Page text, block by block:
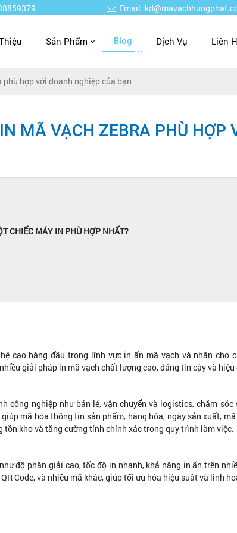
Email:
Sản Phẩm Blog Dịch Vụ Liên
hợp với doanh nghiệp của bạn
MÃ VẠCH ZEBRA PHÙ HỢP
CHIẾC MÁY IN PHÙ HỢP NHẤT?
cao hàng đầu trong lĩnh vực in ấn mã vạch và nhãn cho
giải pháp in mã vạch chất lượng cao, đáng tin cậy và
công nghiệp như bán lẻ, vận chuyển và logistics, chăm
mã hóa thông tin sản phẩm, hàng hóa, ngày sản xuất,
kho và tăng cường tính chính xác trong quy trình làm việc.
độ phân giải cao, tốc độ in nhanh, khả năng in ấn trên
Code, và nhiều mã khác, giúp tối ưu hóa hiệu suất và linh